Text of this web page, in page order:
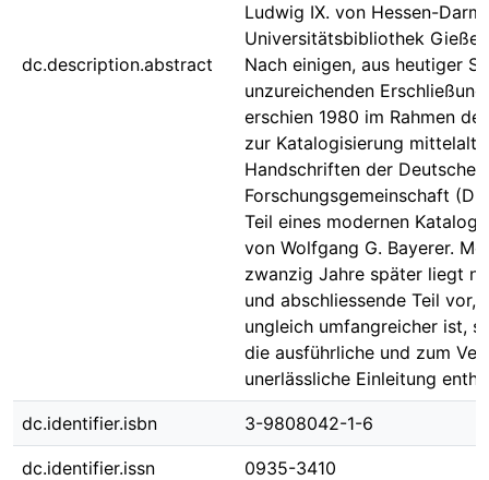
dc.description.abstract
Ludwig IX. von Hessen-
Universitätsbibliothek
Nach einigen, aus heutiger
unzureichenden
erschien 1980 im Rahmen
zur Katalogisierung
Handschriften der Deutschen
Forschungsgemeinschaft
Teil eines modernen
von Wolfgang G. Bayerer.
zwanzig Jahre später liegt
und abschliessende Teil vor,
ungleich umfangreicher ist,
die ausführliche und zum
unerlässliche Einleitung
dc.identifier.isbn 3-9808042-1-6
dc.identifier.issn 0935-3410